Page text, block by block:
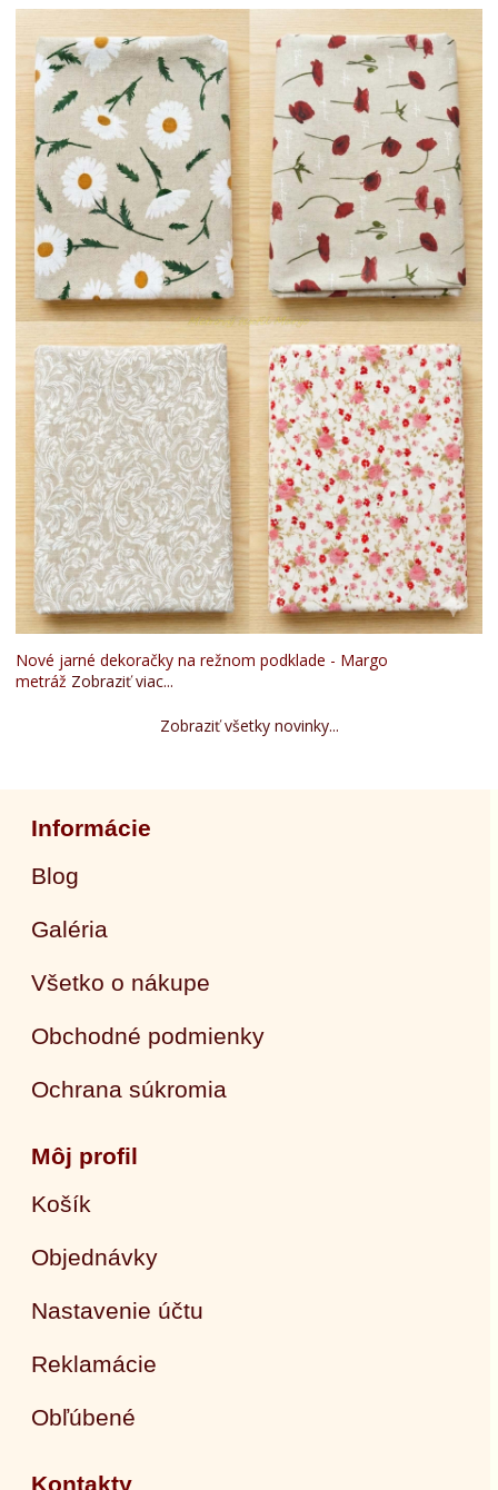
Nové jarné dekoračky na režnom podklade - Margo
metráž Zobraziť viac...
Zobraziť všetky novinky...
Informácie
Blog
Galéria
Všetko o nákupe
Obchodné podmienky
Ochrana súkromia
Môj profil
Košík
Objednávky
Nastavenie účtu
Reklamácie
Obľúbené
Kontakty